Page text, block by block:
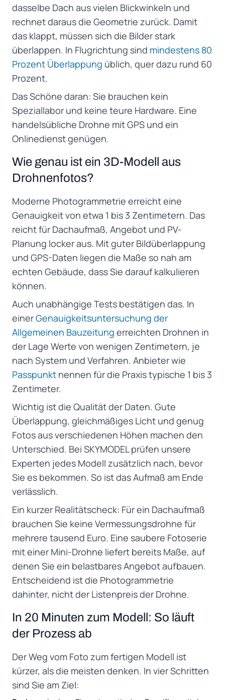
dasselbe Dach aus vielen Blickwinkeln und
rechnet daraus die Geometrie zurück. Damit
das klappt, müssen sich die Bilder stark
überlappen. In Flugrichtung sind mindestens 80
Prozent Überlappung üblich, quer dazu rund 60
Prozent.
Das Schöne daran: Sie brauchen kein
Speziallabor und keine teure Hardware. Eine
handelsübliche Drohne mit GPS und ein
Onlinedienst genügen.
Wie genau ist ein 3D-Modell aus
Drohnenfotos?
Moderne Photogrammetrie erreicht eine
Genauigkeit von etwa 1 bis 3 Zentimetern. Das
reicht für Dachaufmaß, Angebot und PV-
Planung locker aus. Mit guter Bildüberlappung
und GPS-Daten liegen die Maße so nah am
echten Gebäude, dass Sie darauf kalkulieren
können.
Auch unabhängige Tests bestätigen das. In
einerGenauigkeitsuntersuchung der
Allgemeinen Bauzeitung erreichten Drohnen in
der Lage Werte von wenigen Zentimetern, je
nach System und Verfahren. Anbieter wie
Passpunkt nennen für die Praxis typische 1 bis 3
Zentimeter.
Wichtig ist die Qualität der Daten. Gute
Überlappung, gleichmäßiges Licht und genug
Fotos aus verschiedenen Höhen machen den
Unterschied. Bei SKYMODEL prüfen unsere
Experten jedes Modell zusätzlich nach, bevor
Sie es bekommen. So ist das Aufmaß am Ende
verlässlich.
Ein kurzer Realitätscheck: Für ein Dachaufmaß
brauchen Sie keine Vermessungsdrohne für
mehrere tausend Euro. Eine saubere Fotoserie
mit einer Mini-Drohne liefert bereits Maße, auf
denen Sie ein belastbares Angebot aufbauen.
Entscheidend ist die Photogrammetrie
dahinter, nicht der Listenpreis der Drohne.
In 20 Minuten zum Modell: So läuft
der Prozess ab
Der Weg vom Foto zum fertigen Modell ist
kürzer, als die meisten denken. In vier Schritten
sind Sie am Ziel: